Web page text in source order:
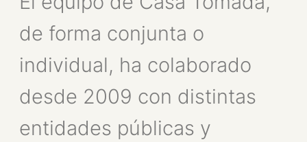
de forma conjunta o
individual, ha colaborado
desde 2009 con distintas
entidades públicas y